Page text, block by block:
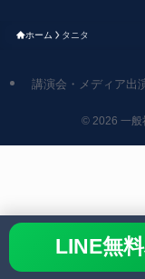
LINE無
ホーム タニタ
講演会・メディア出
©2026 一般